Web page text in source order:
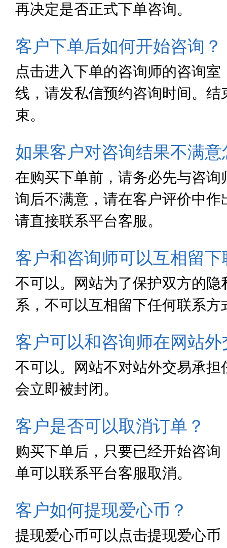
再决定是否正式下单咨询。
客户下单后如何开始咨询？
点击进入下单的咨询师的咨询
线，请发私信预约咨询时间。
束。
如果客户对咨询结果不满
在购买下单前，请务必先与咨
询后不满意，请在客户评价中
请直接联系平台客服。
客户和咨询师可以互相留
不可以。网站为了保护双方的
系，不可以互相留下任何联系
客户可以和咨询师在网站
不可以。网站不对站外交易承
会立即被封闭。
客户是否可以取消订单？
购买下单后，只要已经开始咨
单可以联系平台客服取消。
客户如何提现爱心币？
提现爱心币可以点击提现爱心